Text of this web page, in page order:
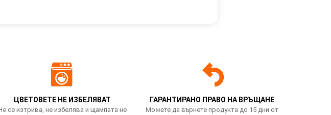
ЦВЕТОВЕТЕ НЕ ИЗБЕЛЯВАТ
се изтрива, не избелява и щампата не
ГАРАНТИРАНО ПРАВО НА ВРЪЩАНЕ
Можете да върнете продукта до 15 дни от